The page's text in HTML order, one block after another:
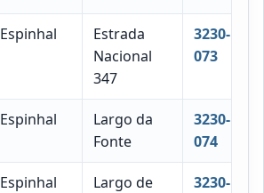
Espinhal
Estrada
Nacional
347
3230-
073
Espinhal
Largo da
Fonte
3230-
074
Espinhal
Largo de
3230-